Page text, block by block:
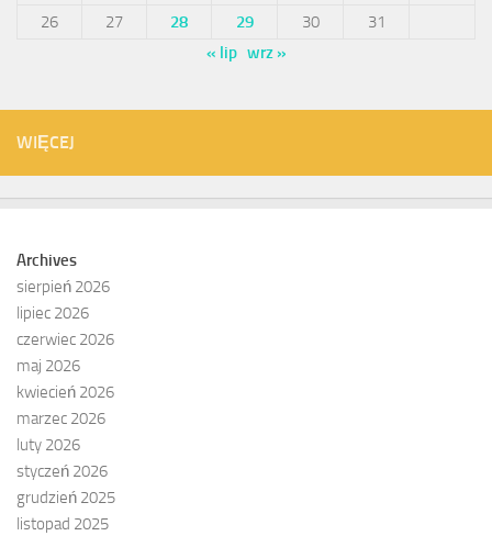
26
27 28 29 30
31
« lip wrz »
WIĘCEJ
Archives
sierpień 2026
lipiec 2026
czerwiec 2026
maj 2026
kwiecień 2026
marzec 2026
luty 2026
styczeń 2026
grudzień 2025
listopad 2025